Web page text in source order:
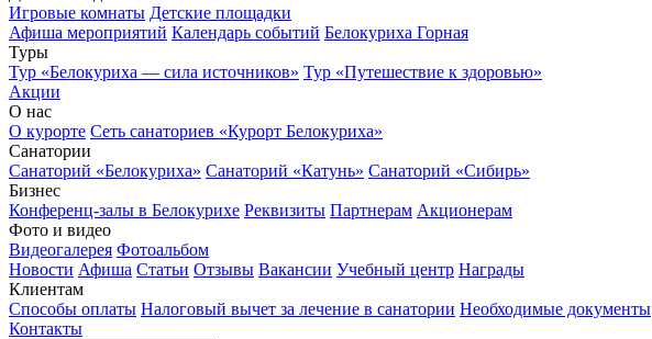
Игровые комнаты Детские площадки
Афиша мероприятий Календарь событий Белокуриха Горная
Туры
Тур «Белокуриха — сила источников» Тур «Путешествие к здоровью»
Акции
О нас
О курорте Сеть санаториев «Курорт Белокуриха»
Санатории
Санаторий «Белокуриха» Санаторий «Катунь» Санаторий «Сибирь»
Бизнес
Конференц-залы в Белокурихе Реквизиты Партнерам Акционерам
Фото и видео
Видеогалерея Фотоальбом
Новости Афиша Статьи Отзывы Вакансии Учебный центр Награды
Клиентам
Способы оплаты Налоговый вычет за лечение в санатории Необходимые документы
Контакты